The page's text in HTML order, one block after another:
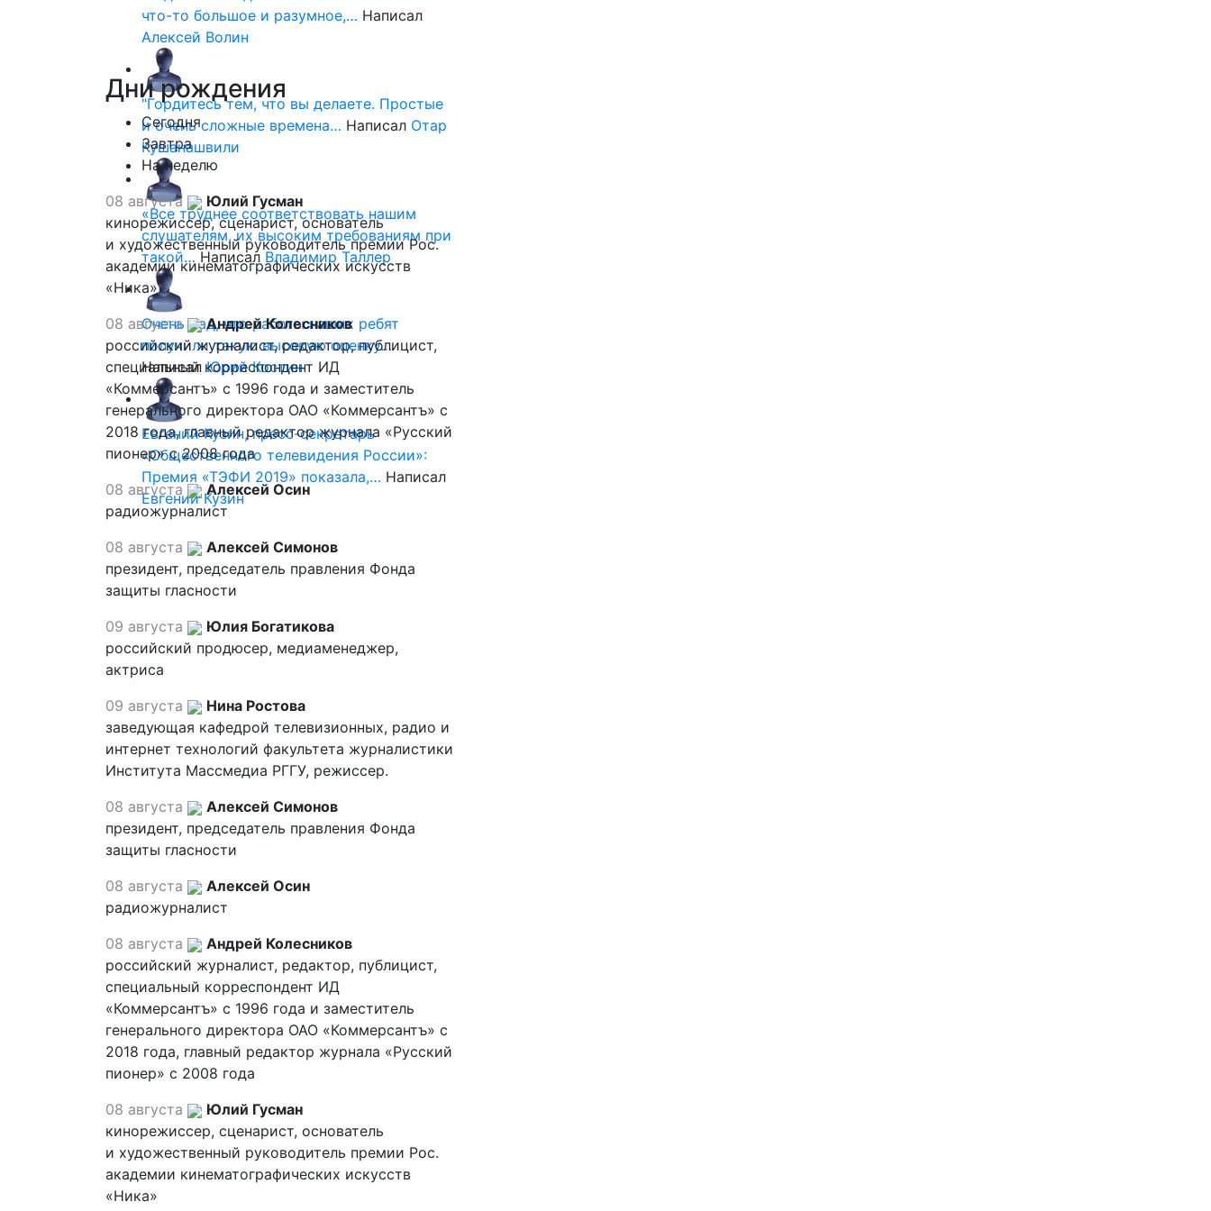
что-то большое и разумное,… Написал
Алексей Волин
"Гордитесь тем, что вы делаете. Простые
и очень сложные времена… Написал Отар
Кушанашвили
«Все труднее соответствовать нашим
слушателям, их высоким требованиям при
такой… Написал Владимир Таллер
Очень рад, что работы наших ребят
получили такую высокую оценку…
НаписалЮрий Костин
Евгений Кузин, пресс-секретарь
«Общественного телевидения России»:
Премия «ТЭФИ 2019» показала,… Написал
Евгений Кузин
Днирождения
Сегодня
Завтра
На неделю
08 августа
Юлий Гусман
кинорежиссер, сценарист, основатель
и художественный руководитель премии Рос.
академии кинематографических искусств
«Ника»
08 августа
Андрей Колесников
российский журналист, редактор, публицист,
специальный корреспондент ИД
«Коммерсантъ» с 1996 года и заместитель
генерального директора ОАО «Коммерсантъ» с
2018 года, главный редактор журнала «Русский
пионер» с 2008 года
08 августа
Алексей Осин
радиожурналист
08 августа
Алексей Симонов
президент, председатель правления Фонда
защиты гласности
09 августа
Юлия Богатикова
российский продюсер, медиаменеджер,
актриса
09 августа
Нина Ростова
заведующая кафедрой телевизионных, радио и
интернет технологий факультета журналистики
Института Массмедиа РГГУ, режиссер.
08 августа
Алексей Симонов
президент, председатель правления Фонда
защиты гласности
08 августа
Алексей Осин
радиожурналист
08 августа
Андрей Колесников
российский журналист, редактор, публицист,
специальный корреспондент ИД
«Коммерсантъ» с 1996 года и заместитель
генерального директора ОАО «Коммерсантъ» с
2018 года, главный редактор журнала «Русский
пионер» с 2008 года
08 августа
Юлий Гусман
кинорежиссер, сценарист, основатель
и художественный руководитель премии Рос.
академии кинематографических искусств
«Ника»